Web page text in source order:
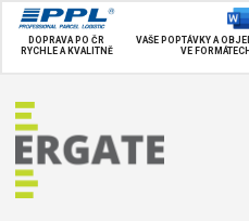
DOPRAVA PO ČR
RYCHLE A KVALITNĚ
VAŠE POPTÁVKY A
VE